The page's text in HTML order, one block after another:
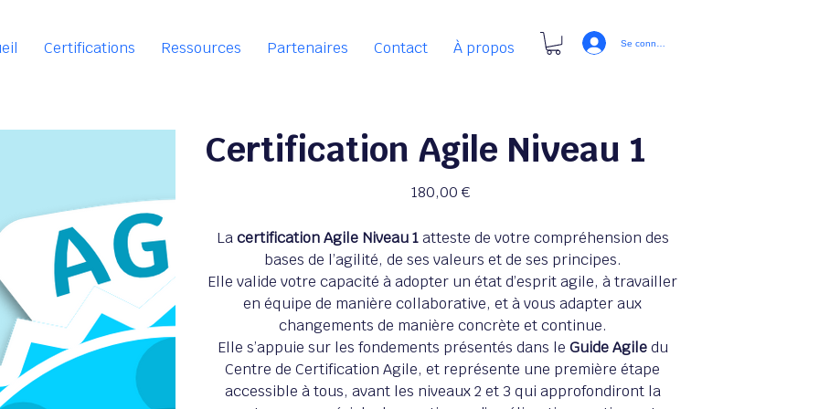
Certifications Ressources Partenaires Contact À propos Se connecter
Certification Agile Niveau 1
Prix
180,00 €
Lacertification Agile Niveau 1atteste de votre compréhension des
bases de l’agilité, de ses valeurs et de ses principes.
Elle valide votre capacité à adopter un état d’esprit agile, à travailler
en équipe de manière collaborative, et à vous adapter aux
changements de manière concrète et continue.
Elle s’appuie sur les fondements présentés dans le Guide Agiledu
Centre de Certification Agile, et représente une première étape
accessible à tous, avant les niveaux 2 et 3 qui approfondiront la